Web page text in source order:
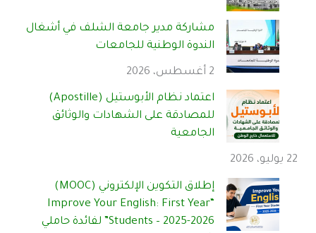
مشاركة مدير جامعة الشلف في أشغال
الندوة الوطنية للجامعات
2 أغسطس، 2026
اعتماد نظام الأبوستيل (Apostille)
للمصادقة على الشهادات والوثائق
الجامعية
22 يوليو، 2026
إطلاق التكوين الإلكتروني (MOOC)
“Improve Your English: First Year
Students – 2025-2026” لفائدة حاملي